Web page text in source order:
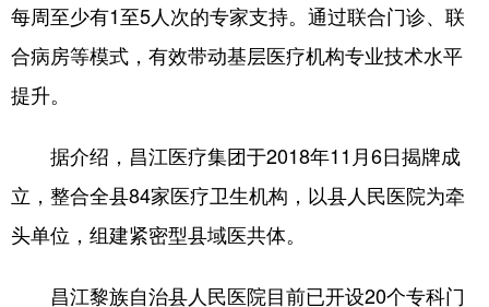
每周至少有1至5人次的专家支持。通过联合门诊、联
合病房等模式，有效带动基层医疗机构专业技术水平
提升。
据介绍，昌江医疗集团于2018年11月6日揭牌成
立，整合全县84家医疗卫生机构，以县人民医院为牵
头单位，组建紧密型县域医共体。
昌江黎族自治县人民医院目前已开设20个专科门